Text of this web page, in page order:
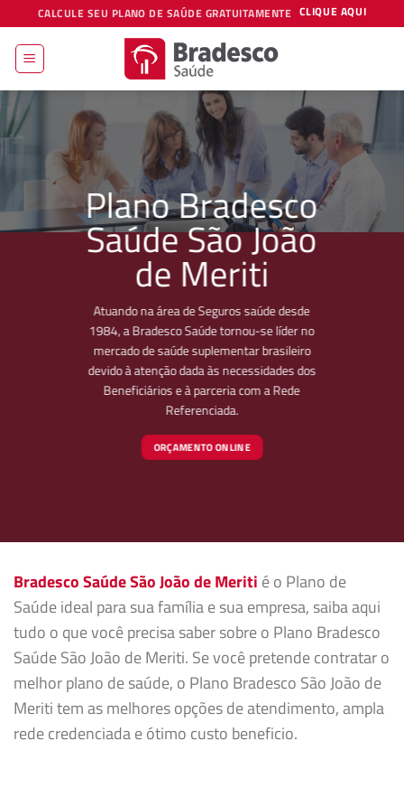
to
content
CALCULE SEU PLANO DE SAÚDE GRATUITAMENTE CLIQUE AQUI
Plano Bradesco
Saúde São João
de Meriti
Atuando na área de Seguros saúde desde
1984, a Bradesco Saúde tornou-se líder no
mercado de saúde suplementar brasileiro
devido à atenção dada às necessidades dos
Beneficiários e à parceria com a Rede
Referenciada.
ORÇAMENTO ONLINE
Bradesco Saúde São João de Meriti é o Plano de
Saúde ideal para sua família e sua empresa, saiba aqui
tudo o que você precisa saber sobre o Plano Bradesco
Saúde São João de Meriti. Se você pretende contratar o
melhor plano de saúde, o Plano Bradesco São João de
Meriti tem as melhores opções de atendimento, ampla
rede credenciada e ótimo custo beneficio.